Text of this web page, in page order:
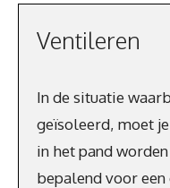
Ventileren
In de situatie
geïsoleerd, moet
in het pand
bepalend voor